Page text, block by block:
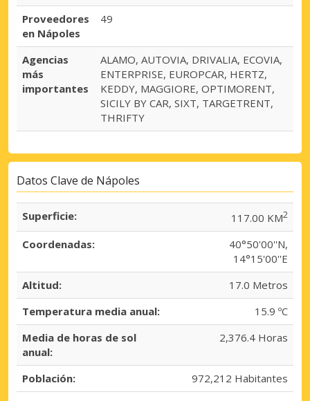
Proveedores
en Nápoles
49
Agencias
más
importantes
ALAMO, AUTOVIA, DRIVALIA, ECOVIA,
ENTERPRISE, EUROPCAR, HERTZ,
KEDDY, MAGGIORE, OPTIMORENT,
SICILY BY CAR, SIXT, TARGETRENT,
THRIFTY
Datos Clave de Nápoles
Superficie: 117.00 KM2
Coordenadas:
40°50'00''N,
14°15'00''E
Altitud:
17.0 Metros
Temperatura media anual:
15.9 ºC
Media de horas de sol
anual:
2,376.4 Horas
Población: 972,212 Habitantes